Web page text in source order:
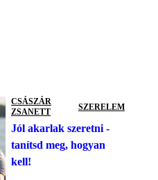
CSÁSZÁR
ZSANETT
SZERELEM
Jól akarlak szeretni -
tanítsd meg, hogyan
kell!